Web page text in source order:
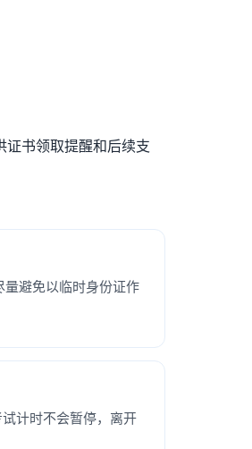
书领取提醒和后续支
避免以临时身份证作
计时不会暂停，离开